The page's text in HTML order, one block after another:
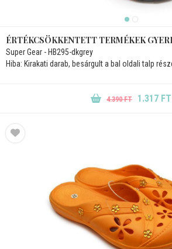
ÉRTÉKCSÖKKENTETT TERMÉKEK
Super Gear - HB295-dkgrey
Hiba: Kirakati darab, besárgult a bal oldali talp
4.390 FT 1.317 FT